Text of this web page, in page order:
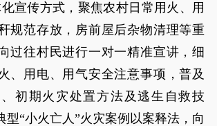
宣传方式，聚焦农村日常用火、用
规范存放，房前屋后杂物清理等重
过往村民进行一对一精准宣讲，细
、用电、用气安全注意事项，普及
初期火灾处置方法及逃生自救技
型“小火亡人”火灾案例以案释法，向